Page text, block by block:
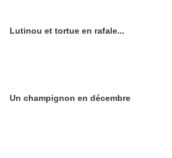
Lutinou et tortue en rafale...
Un champignon en décembre